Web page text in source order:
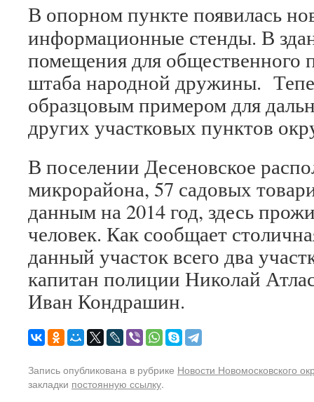
В опорном пункте появилась
информационные стенды. В
помещения для общественного
штаба народной дружины.
образцовым примером для
других участковых пунктов
В поселении Десеновское
микрорайона, 57 садовых
данным на 2014 год, здесь
человек. Как сообщает
данный участок всего два
капитан полиции Николай
Иван Кондрашин.
Запись опубликована в рубрике Новости Новомосковского
закладки постоянную ссылку.